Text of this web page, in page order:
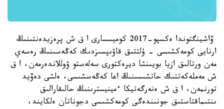
ۆاشينگتوندا ەكسپو-2017 كوميسسارى ا ق ش پرەزيدەنتىنىڭ
ارنايى كومەكشىسى - ۇلتتىق قاۋىپسىزدىك كەڭەسىنىڭ رەسەي
مەن ورتالىق ازيا بويىنشا ديرەكتورى سەلەستو ۋوللاندەرمەن، ا ق
ش مەملەكەتتىك حاتشىسىنىڭ اعا كەڭەسشىسى، ەلشى دەۆيد
تورنمەن، ا ق ش ەنەرگەتيكا ءمينيسترىنىڭ حالىقارالىق
ىنتىماقتاستىق جونىندەگى كومەكشىسى دجوناتان ەلكايند،